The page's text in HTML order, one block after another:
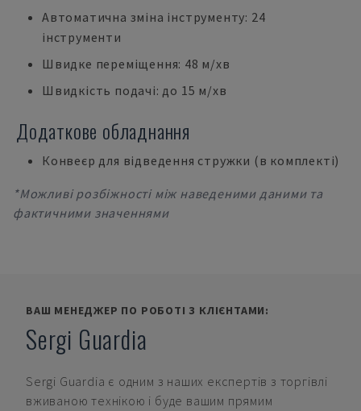
Автоматична зміна інструменту: 24
інструменти
Швидке переміщення: 48 м/хв
Швидкість подачі: до 15 м/хв
Додаткове обладнання
Конвеєр для відведення стружки (в комплекті)
*Можливі розбіжності між наведеними даними та
фактичними значеннями
ВАШ МЕНЕДЖЕР ПО РОБОТІ З КЛІЄНТАМИ:
Sergi Guardia
Sergi Guardia є одним з наших експертів з торгівлі
вживаною технікою і буде вашим прямим